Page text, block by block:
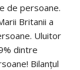
de persoane.
Britanii a
Uluitor
dintre
Bilanțul